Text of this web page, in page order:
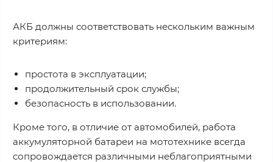
АКБ должны соответствовать нескольким важным
критериям:
простота в эксплуатации;
продолжительный срок службы;
безопасность в использовании.
Кроме того, в отличие от автомобилей, работа
аккумуляторной батареи на мототехнике всегда
сопровождается различными неблагоприятными